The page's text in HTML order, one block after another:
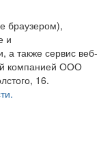
браузером),
и
а также сервис веб-
компанией ООО
16.